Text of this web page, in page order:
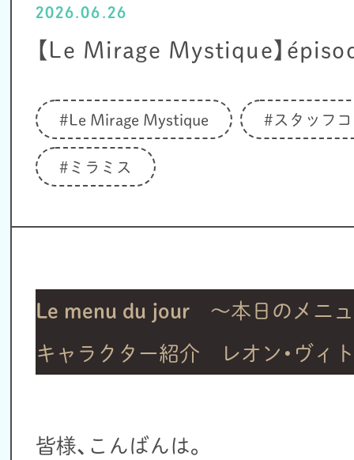
2026.06.26
【Le Mirage Mystique】
#Le Mirage Mystique #スタッフ
#ミラミス
Le menu du jour ～本日のメニ
キャラクター紹介 レオン・ヴィ
皆様、こんばんは。